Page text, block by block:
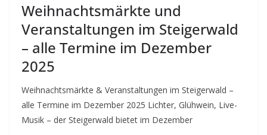
Weihnachtsmärkte und
Veranstaltungen im Steigerwald
– alle Termine im Dezember
2025
Weihnachtsmärkte & Veranstaltungen im Steigerwald –
alle Termine im Dezember 2025 Lichter, Glühwein, Live-
Musik – der Steigerwald bietet im Dezember